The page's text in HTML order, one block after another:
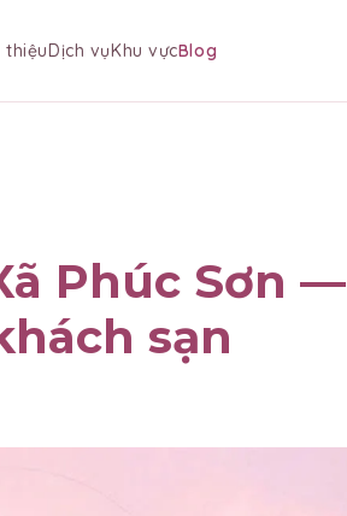
thiệuDịch vụKhu vựcBlog
Phúc Sơn —
sạn